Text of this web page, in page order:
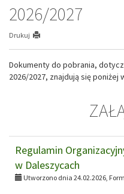
2026/2027
Drukuj
Dokumenty do pobrania,
2026/2027, znajdują się
Regulamin
w Daleszycach
Utworzono dnia 24.02.2026,